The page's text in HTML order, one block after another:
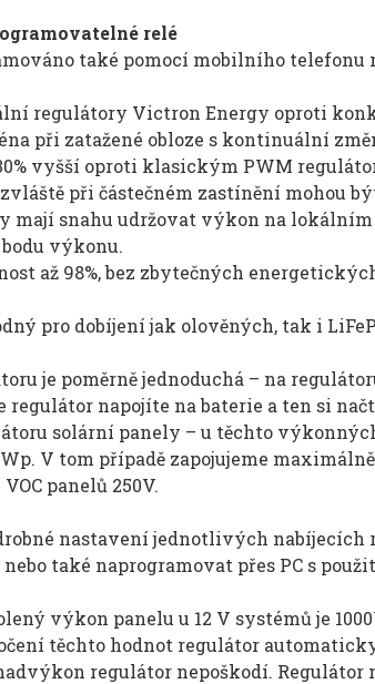
relé
také pomocí mobilního telefonu
regulátory Victron Energy oproti
při zatažené obloze s kontinuální
vyšší oproti klasickým PWM
při částečném zastínění mohou
mají snahu udržovat výkon na
výkonu.
až 98%, bez zbytečných
pro dobíjení jak olověných, tak i
je poměrně jednoduchá – na
regulátor napojíte na baterie a ten si
solární panely – u těchto
V tom případě zapojujeme
panelů 250V.
nastavení jednotlivých
také naprogramovat přes PC s
výkon panelu u 12 V systémů je
těchto hodnot regulátor
regulátor nepoškodí.